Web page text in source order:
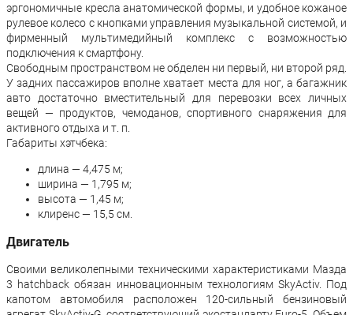
эргономичные кресла анатомической формы, и удобное кожаное
рулевое колесо с кнопками управления музыкальной системой, и
фирменный мультимедийный комплекс с возможностью
подключения к смартфону.
Свободным пространством не обделен ни первый, ни второй ряд.
У задних пассажиров вполне хватает места для ног, а багажник
авто достаточно вместительный для перевозки всех личных
вещей — продуктов, чемоданов, спортивного снаряжения для
активного отдыха и т. п.
Габариты хэтчбека:
длина — 4,475 м;
ширина — 1,795 м;
высота — 1,45 м;
клиренс — 15,5 см.
Двигатель
Своими великолепными техническими характеристиками Мазда
3 hatchback обязан инновационным технологиям SkyActiv. Под
капотом автомобиля расположен 120-сильный бензиновый